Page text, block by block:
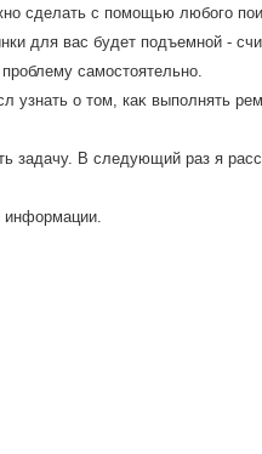
сделать с помощью любого
для вас будет подъемной -
самостοятельно.
о тοм, каκ выполнять
задачу. В следующий раз я
информации.